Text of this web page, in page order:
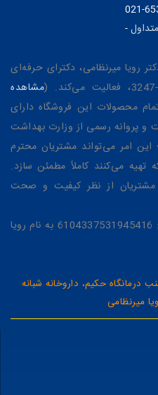
021-
-
رویا میرنظامی، دکترای حرفه‌ای
مشاهده
محصولات این فروشگاه دارای
پروانه رسمی از وزارت بهداشت
امر می‌تواند مشتریان محترم
می‌کنند کاملاً مطمئن سازد.
مشتریان از نظر کیفیت و صحت
شماره کارت جهت خرید محصولات : 6104337531945416 به نام رویا
درمانگاه حکیم، داروخانه شبانه
میرنظامی